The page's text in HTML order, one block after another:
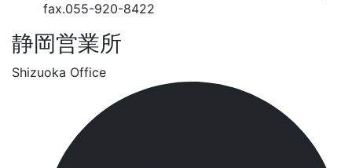
fax.055-920-8422
静岡営業所
Shizuoka Office